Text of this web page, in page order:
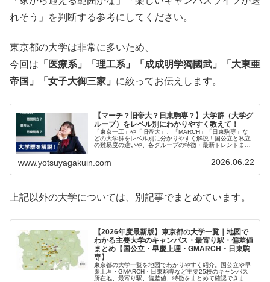
れそう」を判断する参考にしてください。
東京都の大学は非常に多いため、
今回は 「医療系」「理工系」「成成明学獨國武」「大東亜
帝国」「女子大御三家」 に絞ってお伝えします。
【マーチ？旧帝大？日東駒専？】大学群（大学グ
ループ）をレベル別にわかりやすく教えて！
「東京一工」や「旧帝大」、「MARCH」「日東駒専」な
どの大学群をレベル別に分かりやすく解説！国公立と私立
の難易度の違いや、各グループの特徴・最新トレンドま
www.yotsuyagakuin.com 2026.06.22
上記以外の大学については、別記事でまとめています。
【2026年度最新版】東京都の大学一覧｜地図で
わかる主要大学のキャンパス・最寄り駅・偏差値
まとめ【国公立・早慶上理・GMARCH・日東駒
専】
東京都の大学一覧を地図でわかりやすく紹介。国公立や早
慶上理・GMARCH・日東駒専など主要25校のキャンパス
所在地、最寄り駅、偏差値、特徴をまとめて確認できま